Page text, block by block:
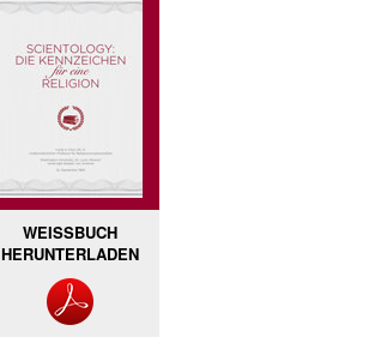
WEISSBUCH
HERUNTERLADEN